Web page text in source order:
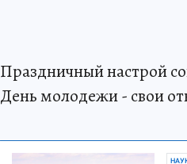
Праздничный настрой
День молодежи - свои